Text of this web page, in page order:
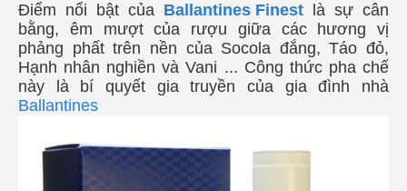
Điểm nổi bật của Ballantines Finest
là sự cân
bằng, êm mượt của rượu giữa các hương vị
phảng phất trên nền của Socola đắng, Táo đỏ,
Hạnh nhân nghiền và Vani ... Công thức pha chế
này là bí quyết gia truyền của gia đình nhà
Ballantines